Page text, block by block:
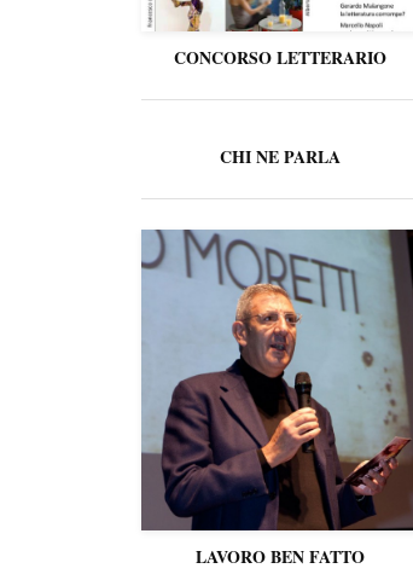
CONCORSO LETTERARIO
CHI NE PARLA
LAVORO BEN FATTO